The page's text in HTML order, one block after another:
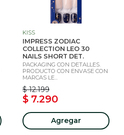
KISS
IMPRESS ZODIAC
COLLECTION LEO 30
NAILS SHORT DET.
PACKAGING CON DETALLES.
PRODUCTO CON ENVASE CON
MARCAS LE...
$ 12.199
$ 7.290
Agregar